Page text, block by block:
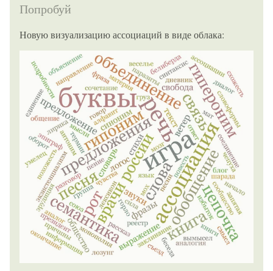
Попробуй
Новую визуализацию ассоциаций в виде облака: